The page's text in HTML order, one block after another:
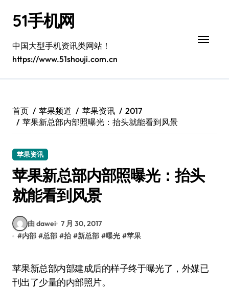
51手机网
中国大型手机资讯类网站！
https://www.51shouji.com.cn
首页 苹果频道 苹果资讯
2017
苹果新总部内部照曝光：抬头就能看到风景
苹果资讯
苹果新总部内部照曝光：抬头
就能看到风景
由 dawei 7 月 30, 2017
#内部 #总部 #抬 #新总部 #曝光 #苹果
苹果新总部内部建成后的样子终于曝光了，外媒已
刊出了少量的内部照片。